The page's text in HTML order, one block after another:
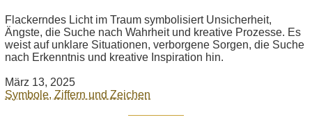
Flackerndes Licht im Traum symbolisiert Unsicherheit,
Ängste, die Suche nach Wahrheit und kreative Prozesse. Es
weist auf unklare Situationen, verborgene Sorgen, die Suche
nach Erkenntnis und kreative Inspiration hin.
März 13, 2025
Symbole, Ziffern und Zeichen